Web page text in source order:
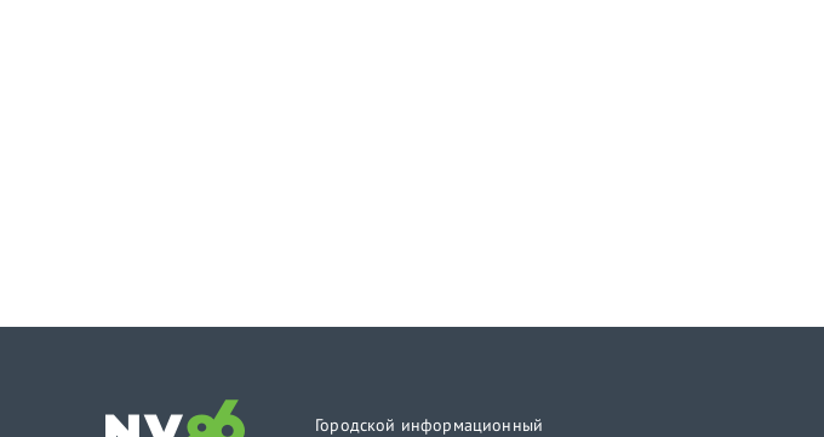
Городской информационный